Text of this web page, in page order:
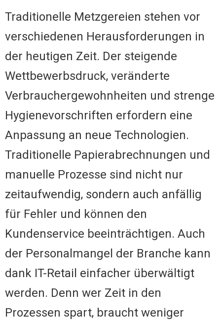
Traditionelle Metzgereien stehen vor
verschiedenen Herausforderungen in
der heutigen Zeit. Der steigende
Wettbewerbsdruck, veränderte
Verbrauchergewohnheiten und strenge
Hygienevorschriften erfordern eine
Anpassung an neue Technologien.
Traditionelle Papierabrechnungen und
manuelle Prozesse sind nicht nur
zeitaufwendig, sondern auch anfällig
für Fehler und können den
Kundenservice beeinträchtigen. Auch
der Personalmangel der Branche kann
dank IT-Retail einfacher überwältigt
werden. Denn wer Zeit in den
Prozessen spart, braucht weniger